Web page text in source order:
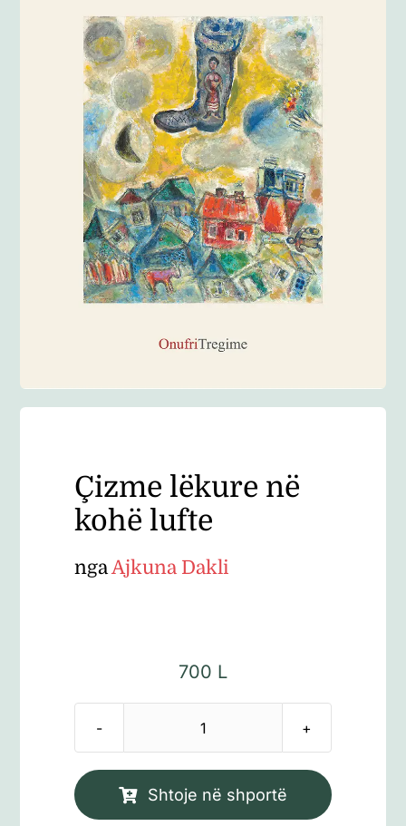
Anglisht
Ditarë
Evente
Blog
Çizme lëkure në
kohë lufte
ngaAjkuna Dakli
700 L
Sasi
lëkure
në
Shtoje në shportë